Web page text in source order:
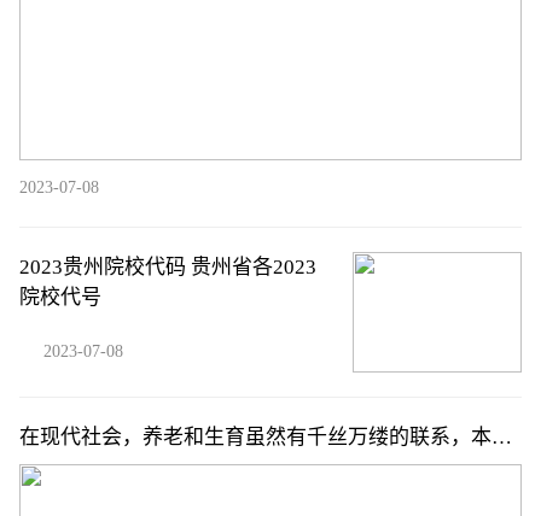
2023-07-08
2023贵州院校代码 贵州省各2023
院校代号
2023-07-08
在现代社会，养老和生育虽然有千丝万缕的联系，本质
上是两件事